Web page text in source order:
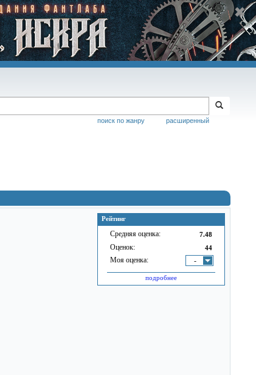
расширенный
поиск по жанру
Рейтинг
Средняя оценка: 7.48
Оценок: 44
Моя оценка: -
подробнее